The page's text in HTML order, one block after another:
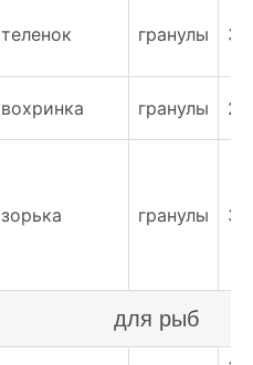
теленок гранулы
вохринка гранулы
зорька гранулы
для рыб